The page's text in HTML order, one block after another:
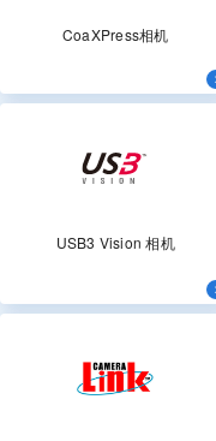
CoaXPress相机
USB3 Vision 相机